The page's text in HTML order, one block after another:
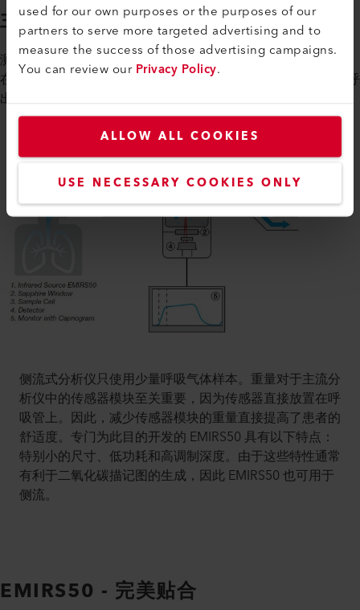
used for our own purposes or the purposes of our
partners to serve more targeted advertising and to
measure the success of those advertising campaigns.
You can review ourPrivacy Policy.
ALLOW ALL COOKIES
USE NECESSARY COOKIES ONLY
主流与侧流测量
测量模块可以放置在患者呼出 CO₂ 的直接通道（主流）中或放
在外围间接呼入系统（侧流）中。使用主流配置时，分析患者呼
出的所有 CO₂。
侧流式分析仪只使用少量呼吸气体样本。重量对于主流分
析仪中的传感器模块至关重要，因为传感器直接放置在呼
吸管上。因此，减少传感器模块的重量直接提高了患者的
舒适度。专门为此目的开发的 EMIRS50 具有以下特点：
特别小的尺寸、低功耗和高调制深度。由于这些特性通常
有利于二氧化碳描记图的生成，因此 EMIRS50 也可用于
侧流。
EMIRS50 - 完美贴合